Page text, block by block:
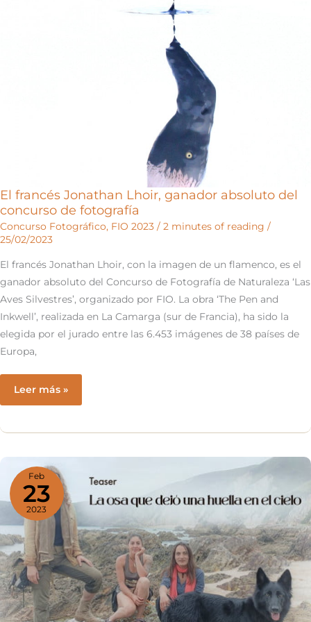
El francés Jonathan Lhoir, ganador absoluto del
concurso de fotografía
Concurso Fotográfico, FIO 2023 / 2 minutes of reading /
25/02/2023
El francés Jonathan Lhoir, con la imagen de un flamenco, es el
ganador absoluto del Concurso de Fotografía de Naturaleza ‘Las
Aves Silvestres’, organizado por FIO. La obra ‘The Pen and
Inkwell’, realizada en La Camarga (sur de Francia), ha sido la
elegida por el jurado entre las 6.453 imágenes de 38 países de
Europa,
El
francés
ganador
absoluto
del
concurso
de
fotografía
Leer más »
Feb
23
2023